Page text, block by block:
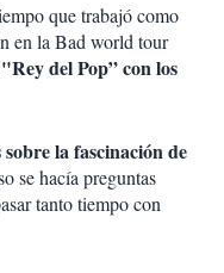
que trabajó como
en la Bad world tour
del Pop” con los
la fascinación de
se hacía preguntas
tanto tiempo con